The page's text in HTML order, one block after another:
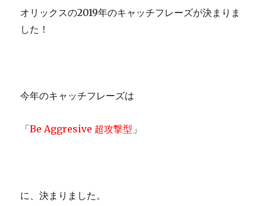
オリックスの2019年のキャッチフレーズが決まりま
した！
今年のキャッチフレーズは
「Be Aggresive 超攻撃型 」
に、決まりました。